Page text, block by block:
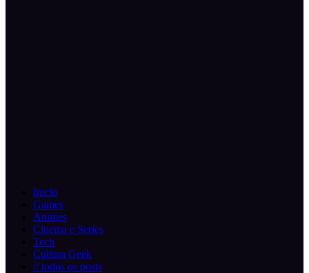
Inicio
Games
Animes
Cinema e Series
Tech
Cultura Geek
// todos os posts